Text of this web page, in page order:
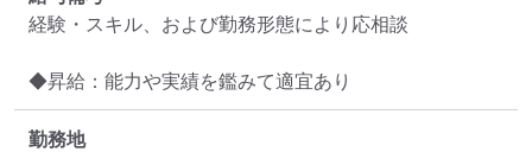
経験・スキル、および勤務形態により応相談
◆昇給：能力や実績を鑑みて適宜あり
勤務地